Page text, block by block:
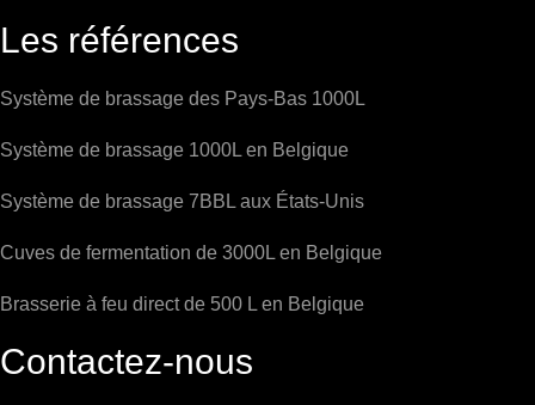
Les références
Système de brassage des Pays-Bas 1000L
Système de brassage 1000L en Belgique
Système de brassage 7BBL aux États-Unis
Cuves de fermentation de 3000L en Belgique
Brasserie à feu direct de 500 L en Belgique
Contactez-nous